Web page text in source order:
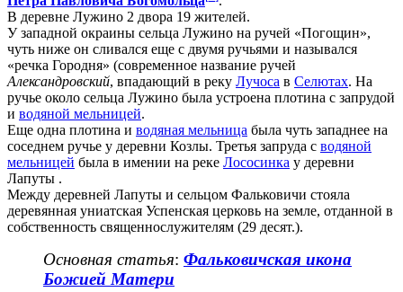
В деревне Лужино 2 двора 19 жителей.
У западной окраины сельца Лужино на ручей «Погощин»,
чуть ниже он сливался еще с двумя ручьями и назывался
«речка Городня» (современное название ручей
Александровский, впадающий в реку Лучоса в Селютах. На
ручье около сельца Лужино была устроена плотина с запрудой
и водяной мельницей.
Еще одна плотина и водяная мельница была чуть западнее на
соседнем ручье у деревни Козлы. Третья запруда с водяной
мельницей была в имении на реке Лососинка у деревни
Лапуты .
Между деревней Лапуты и сельцом Фальковичи стояла
деревянная униатская Успенская церковь на земле, отданной в
собственность священнослужителям (29 десят.).
Основная статья: Фальковичская икона
Божией Матери